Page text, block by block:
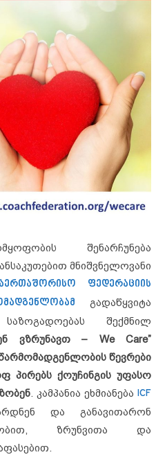
შენარჩუნება
მნიშვნელოვანი
ფედერაციის
გადაწყვიტა
შექმნილ
ვზრუნავთ – We Care”
წევრები
პირებს ქოუჩინგის უფასო
. კამპანია ეხმიანება ICF
და განავითარონ
ზრუნვითა და